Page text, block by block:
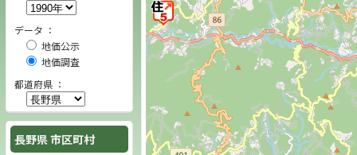
データ ：
地価公示
地価調査
都道府県 ：
長野県 市区町村